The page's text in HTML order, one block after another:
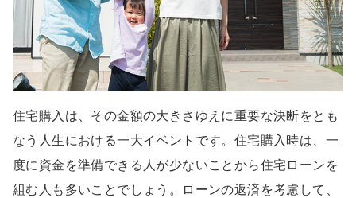
住宅購入は、その金額の大きさゆえに重要な決断をとも
なう人生における一大イベントです。住宅購入時は、一
度に資金を準備できる人が少ないことから住宅ローンを
組む人も多いことでしょう。ローンの返済を考慮して、